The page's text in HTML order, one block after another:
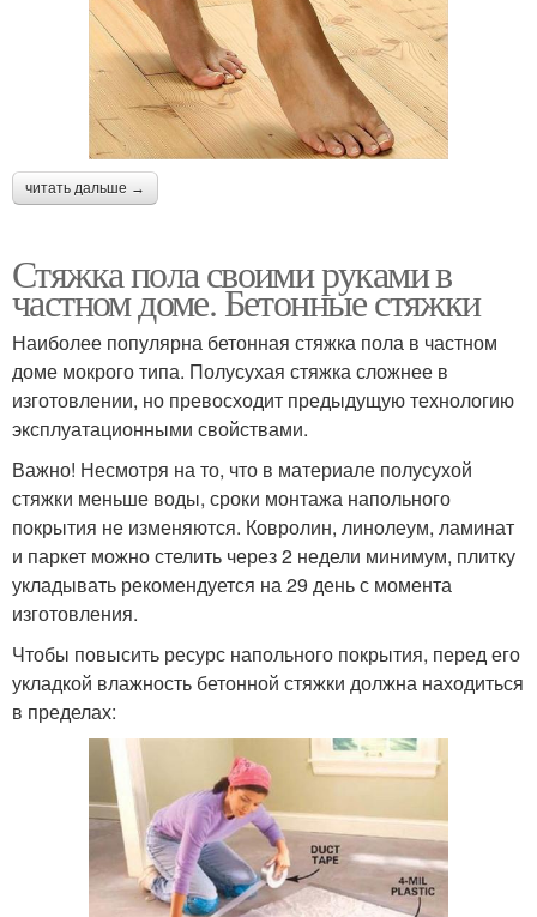
читать дальше →
Стяжка пола своими руками в
частном доме. Бетонные стяжки
Наиболее популярна бетонная стяжка пола в частном
доме мокрого типа. Полусухая стяжка сложнее в
изготовлении, но превосходит предыдущую технологию
эксплуатационными свойствами.
Важно! Несмотря на то, что в материале полусухой
стяжки меньше воды, сроки монтажа напольного
покрытия не изменяются. Ковролин, линолеум, ламинат
и паркет можно стелить через 2 недели минимум, плитку
укладывать рекомендуется на 29 день с момента
изготовления.
Чтобы повысить ресурс напольного покрытия, перед его
укладкой влажность бетонной стяжки должна находиться
в пределах: